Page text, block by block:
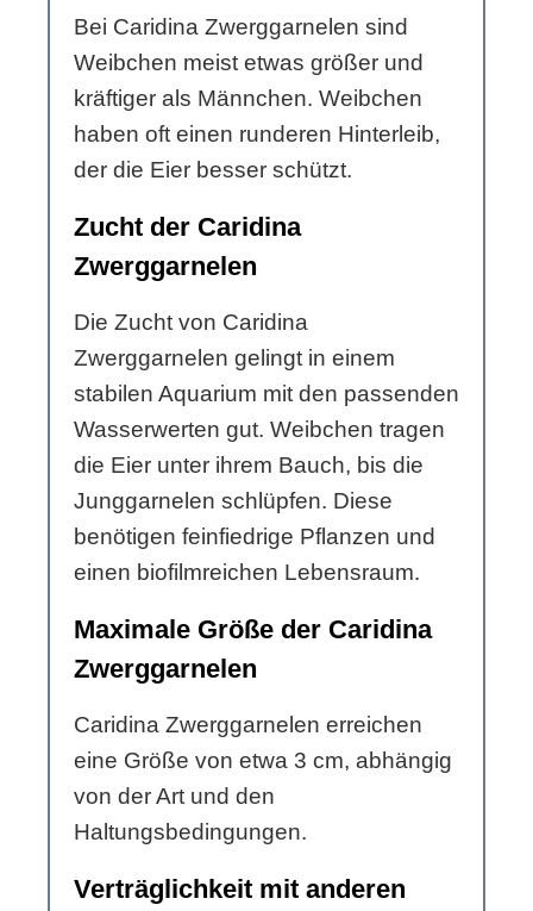
Bei Caridina Zwerggarnelen sind
Weibchen meist etwas größer und
kräftiger als Männchen. Weibchen
haben oft einen runderen Hinterleib,
der die Eier besser schützt.
Zucht der Caridina
Zwerggarnelen
Die Zucht von Caridina
Zwerggarnelen gelingt in einem
stabilen Aquarium mit den passenden
Wasserwerten gut. Weibchen tragen
die Eier unter ihrem Bauch, bis die
Junggarnelen schlüpfen. Diese
benötigen feinfiedrige Pflanzen und
einen biofilmreichen Lebensraum.
Maximale Größe der Caridina
Zwerggarnelen
Caridina Zwerggarnelen erreichen
eine Größe von etwa 3 cm, abhängig
von der Art und den
Haltungsbedingungen.
Verträglichkeit mit anderen